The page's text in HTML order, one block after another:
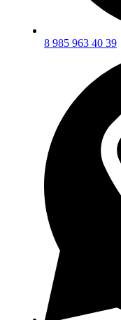
8 985 963 40 39